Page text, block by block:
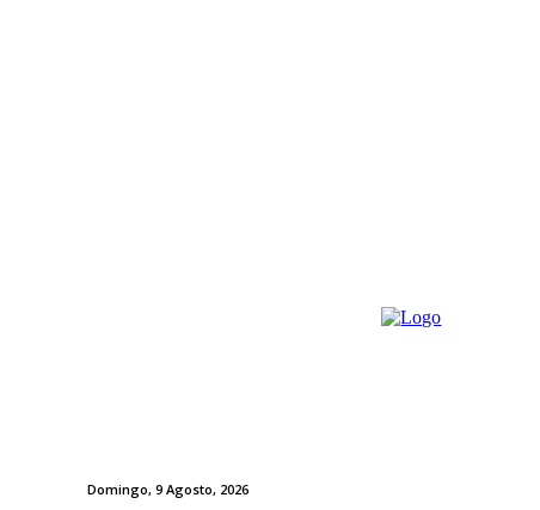
Domingo, 9 Agosto, 2026